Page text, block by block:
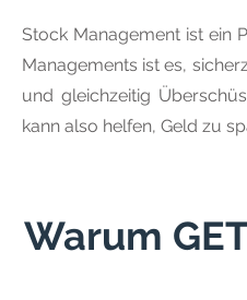
Stock Management ist ein
Managements ist es,
und gleichzeitig
kann also helfen, Geld zu
Warum